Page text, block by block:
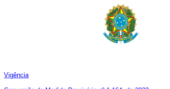
Vigência